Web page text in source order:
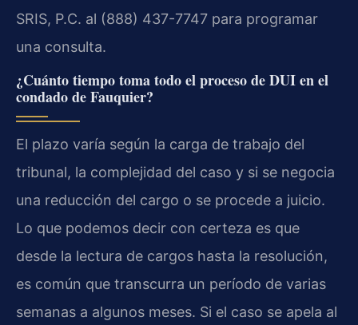
SRIS, P.C. al (888) 437-7747 para programar
una consulta.
¿Cuánto tiempo toma todo el proceso de DUI en el
condado de Fauquier?
El plazo varía según la carga de trabajo del
tribunal, la complejidad del caso y si se negocia
una reducción del cargo o se procede a juicio.
Lo que podemos decir con certeza es que
desde la lectura de cargos hasta la resolución,
es común que transcurra un período de varias
semanas a algunos meses. Si el caso se apela al